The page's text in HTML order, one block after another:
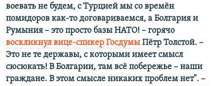
воевать не будем, с Турцией мы со времён
помидоров как-то договариваемся, а Болгария и
Румыния – это просто базы НАТО! – горячо
воскликнул вице-спикер Госдумы Пётр Толстой. –
Это не те державы, с которыми имеет смысл
сюсюкать! В Болгарии, там всё побережье – наши
граждане. В этом смысле никаких проблем нет". –